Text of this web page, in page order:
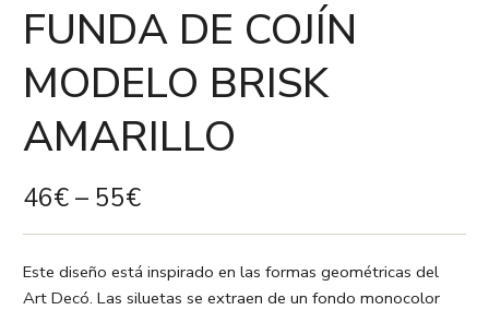
FUNDA DE COJÍN
MODELO BRISK
AMARILLO
46€– 55€
Este diseño está inspirado en las formas geométricas del
Art Decó. Las siluetas se extraen de un fondo monocolor